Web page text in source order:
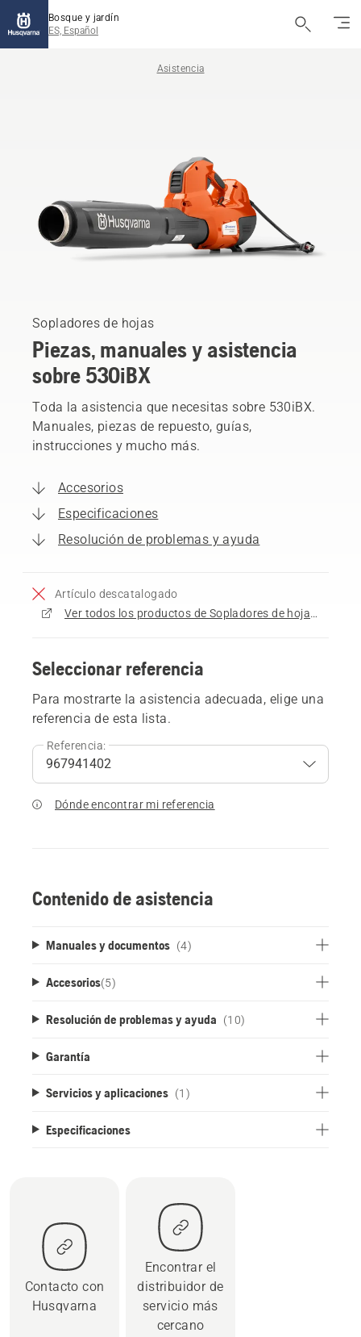
Bosque y jardín
ES, Español
Asistencia
Sopladores de hojas
Piezas, manuales y asistencia
sobre 530iBX
Toda la asistencia que necesitas sobre 530iBX.
Manuales, piezas de repuesto, guías,
instrucciones y mucho más.
Accesorios
Especificaciones
Resolución de problemas y ayuda
Artículo descatalogado
Ver todos los productos de Sopladores de hojas a la venta
Seleccionar referencia
Para mostrarte la asistencia adecuada, elige una
referencia de esta lista.
Referencia:
Dónde encontrar mi referencia
Contenido de asistencia
Manuales y documentos (4)
Accesorios(5)
Resolución de problemas y ayuda (10)
Garantía
Servicios y aplicaciones (1)
Especificaciones
Contacto con
Husqvarna
Encontrar el
distribuidor de
servicio más
cercano